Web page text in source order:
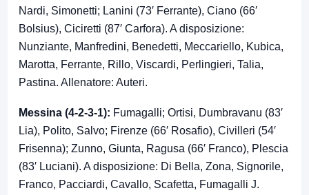
Nardi, Simonetti; Lanini (73′ Ferrante), Ciano (66′
Bolsius), Ciciretti (87′ Carfora). A disposizione:
Nunziante, Manfredini, Benedetti, Meccariello, Kubica,
Marotta, Ferrante, Rillo, Viscardi, Perlingieri, Talia,
Pastina. Allenatore: Auteri.
Messina (4-2-3-1): Fumagalli; Ortisi, Dumbravanu (83′
Lia), Polito, Salvo; Firenze (66′ Rosafio), Civilleri (54′
Frisenna); Zunno, Giunta, Ragusa (66′ Franco), Plescia
(83′ Luciani). A disposizione: Di Bella, Zona, Signorile,
Franco, Pacciardi, Cavallo, Scafetta, Fumagalli J.